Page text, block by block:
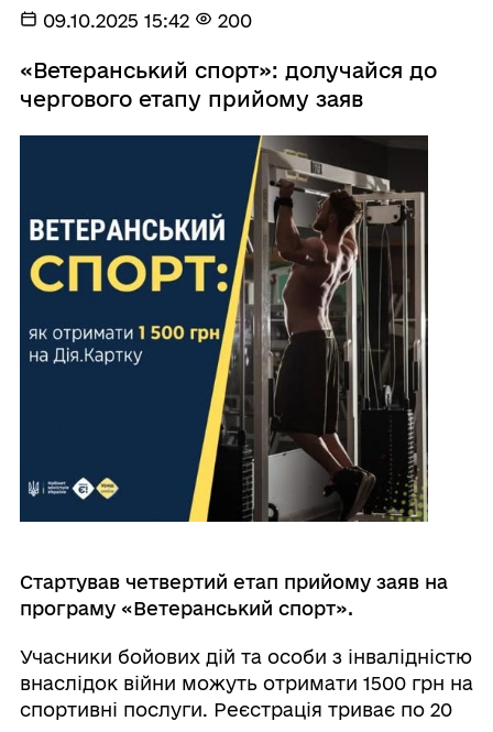
09.10.2025 15:42 200
«Ветеранський спорт»: долучайся до
чергового етапу прийому заяв
Стартував четвертий етап прийому заяв на
програму «Ветеранський спорт».
Учасники бойових дій та особи з інвалідністю
внаслідок війни можуть отримати 1500 грн на
спортивні послуги. Реєстрація триває по 20